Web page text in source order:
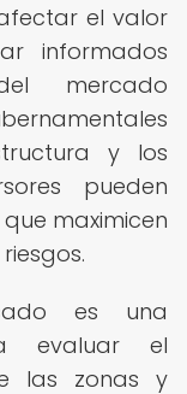
el valor
informados
mercado
y los
pueden
maximicen
es una
evaluar el
las zonas y